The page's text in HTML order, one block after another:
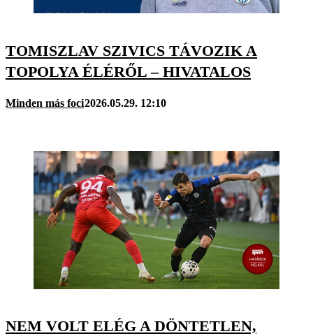
TOMISZLAV SZIVICS TÁVOZIK A
TOPOLYA ÉLÉRŐL – HIVATALOS
Minden más foci2026.05.29. 12:10
NEM VOLT ELÉG A DÖNTETLEN,